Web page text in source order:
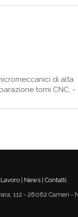
di alta
torni CNC; -
News Contatti
112 - 28062 Cameri -